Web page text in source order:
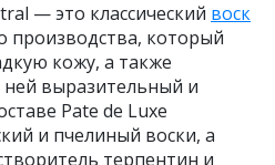
— это классический воск
производства, который
кожу, а также
ней выразительный и
Pate de Luxe
и пчелиный воски, а
терпентин и